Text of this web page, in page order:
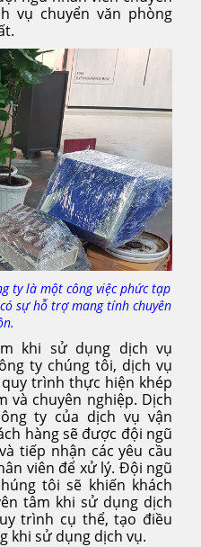
vụ chuyển văn phòng
ty là một công việc phức tạp
sự hỗ trợ mang tính chuyên
khi sử dụng dịch vụ
ty chúng tôi, dịch vụ
trình thực hiện khép
và chuyên nghiệp. Dịch
ty của dịch vụ vận
hàng sẽ được đội ngũ
tiếp nhận các yêu cầu
viên để xử lý. Đội ngũ
tôi sẽ khiến khách
tâm khi sử dụng dịch
trình cụ thể, tạo điều
khi sử dụng dịch vụ.